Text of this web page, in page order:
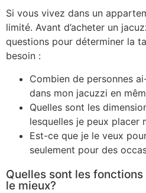
Si vous vivez dans un
limité. Avant d’acheter un
questions pour déterminer la
besoin :
Combien de personnes
dans mon jacuzzi en
Quelles sont les
lesquelles je peux placer
Est-ce que je le veux
seulement pour des
Quelles sont les
le mieux?